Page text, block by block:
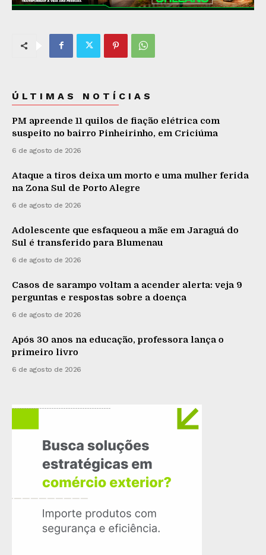
ÚLTIMAS NOTÍCIAS
PM apreende 11 quilos de fiação elétrica com
suspeito no bairro Pinheirinho, em Criciúma
6 de agosto de 2026
Ataque a tiros deixa um morto e uma mulher ferida
na Zona Sul de Porto Alegre
6 de agosto de 2026
Adolescente que esfaqueou a mãe em Jaraguá do
Sul é transferido para Blumenau
6 de agosto de 2026
Casos de sarampo voltam a acender alerta: veja 9
perguntas e respostas sobre a doença
6 de agosto de 2026
Após 30 anos na educação, professora lança o
primeiro livro
6 de agosto de 2026